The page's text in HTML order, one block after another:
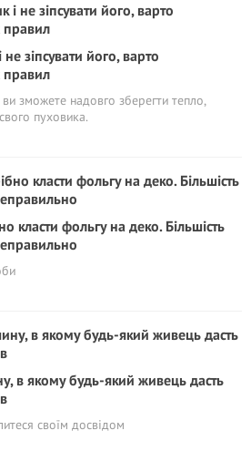
зіпсувати його, варто
правил
зможете надовго зберегти тепло,
пуховика.
класти фольгу на деко. Більшість
в якому будь-який живець дасть
своїм досвідом